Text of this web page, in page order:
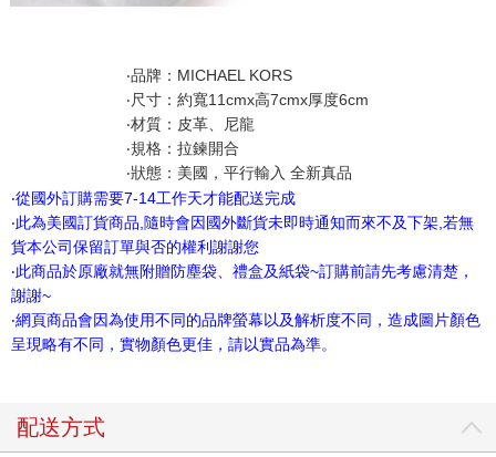
‧品牌：MICHAEL KORS
‧尺寸：約寬11cmx高7cmx厚度6cm
‧材質：皮革、尼龍
‧規格：拉鍊開合
‧狀態：美國，平行輸入 全新真品
‧從國外訂購需要7-14工作天才能配送完成
‧此為美國訂貨商品,隨時會因國外斷貨未即時通知而來不及下架,若無
貨本公司保留訂單與否的權利謝謝您
‧此商品於原廠就無附贈防塵袋、禮盒及紙袋~訂購前請先考慮清楚，
謝謝~
‧網頁商品會因為使用不同的品牌螢幕以及解析度不同，造成圖片顏色
呈現略有不同，實物顏色更佳，請以實品為準。
配送方式